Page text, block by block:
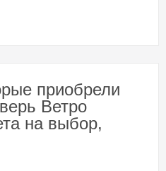
приобрели
Ветро
на выбор,